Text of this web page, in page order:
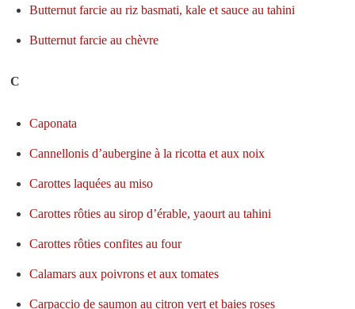
Butternut farcie au riz basmati, kale et sauce au tahini
Butternut farcie au chèvre
C
Caponata
Cannellonis d’aubergine à la ricotta et aux noix
Carottes laquées au miso
Carottes rôties au sirop d’érable, yaourt au tahini
Carottes rôties confites au four
Calamars aux poivrons et aux tomates
Carpaccio de saumon au citron vert et baies roses